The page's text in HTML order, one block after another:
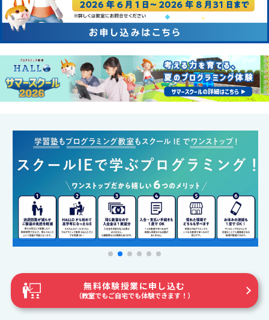
無料体験授業に申し込む
（教室でもご自宅でも体験できます！）